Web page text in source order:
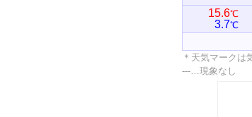
15.6℃
3.7℃
＊天気マークは
---…現象なし